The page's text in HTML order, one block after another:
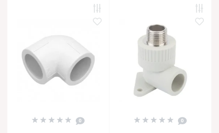
0 0